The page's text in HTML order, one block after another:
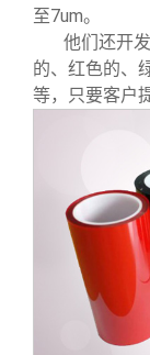
至7um。
他们还开
的、红色的、
等，只要客户